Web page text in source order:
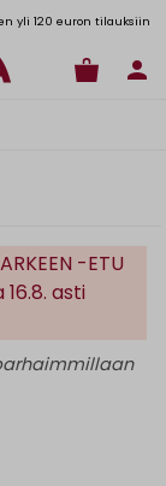
yli 120 euron tilauksiin
-ETU
asti